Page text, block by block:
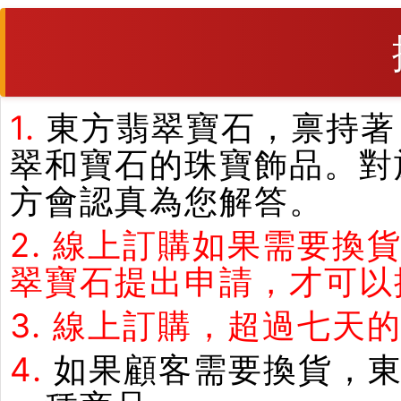
1. 東方翡翠寶石，禀持
翠和寶石的珠寶飾品。
方會認真為您解答。
2. 線上訂購如果需要換
翠寶石提出申請，才可
3. 線上訂購，超過七天
4. 如果顧客需要換貨，